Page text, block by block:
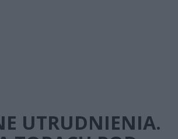
UTRUDNIENIA.